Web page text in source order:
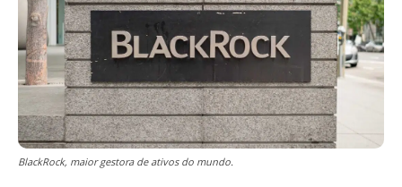
BlackRock, maior gestora de ativos do mundo.